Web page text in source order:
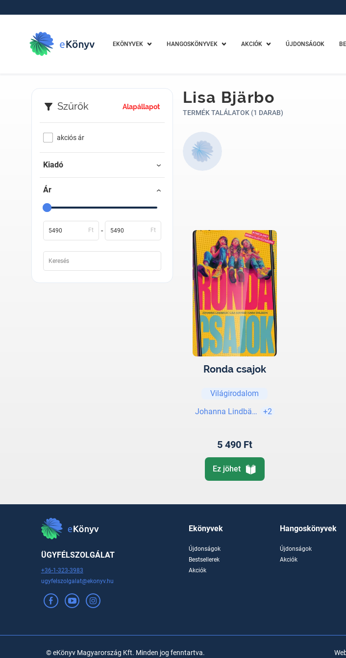
EKÖNYVEK HANGOSKÖNYVEK AKCIÓK ÚJDONSÁGOK
Szűrők Alapállapot
akciós ár
Kiadó
Ár
Ft - Ft
Lisa Bjärbo
TERMÉK TALÁLATOK (1 DARAB)
Ronda csajok
Világirodalom
Johanna Lindbäck
+2
5 490 Ft
Ez jöhet
ÜGYFÉLSZOLGÁLAT
+36-1-323-3983
ugyfelszolgalat@ekonyv.hu
Ekönyvek
Újdonságok
Bestsellerek
Akciók
Hangoskönyvek
Újdonságok
Akciók
© eKönyv Magyarország Kft. Minden jog fenntartva.